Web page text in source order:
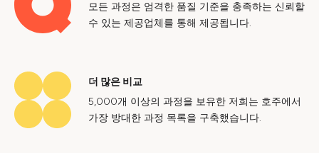
모든 과정은 엄격한 품질 기준을 충족하는 신뢰할
수 있는 제공업체를 통해 제공됩니다.
더 많은 비교
5,000개 이상의 과정을 보유한 저희는 호주에서
가장 방대한 과정 목록을 구축했습니다.